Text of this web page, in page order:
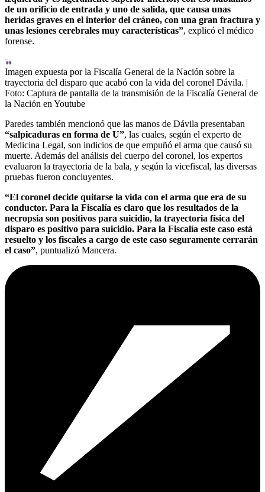
de un orificio de entrada y uno de salida, que causa unas
heridas graves en el interior del cráneo, con una gran fractura y
unas lesiones cerebrales muy características”, explicó el médico
forense.
Imagen expuesta por la Fiscalía General de la Nación sobre la
trayectoria del disparo que acabó con la vida del coronel Dávila. |
Foto: Captura de pantalla de la transmisión de la Fiscalía General de
la Nación en Youtube
Paredes también mencionó que las manos de Dávila presentaban
“salpicaduras en forma de U”, las cuales, según el experto de
Medicina Legal, son indicios de que empuñó el arma que causó su
muerte. Además del análisis del cuerpo del coronel, los expertos
evaluaron la trayectoria de la bala, y según la vicefiscal, las diversas
pruebas fueron concluyentes.
“El coronel decide quitarse la vida con el arma que era de su
conductor. Para la Fiscalía es claro que los resultados de la
necropsia son positivos para suicidio, la trayectoria física del
disparo es positivo para suicidio. Para la Fiscalía este caso está
resuelto y los fiscales a cargo de este caso seguramente cerrarán
el caso”, puntualizó Mancera.